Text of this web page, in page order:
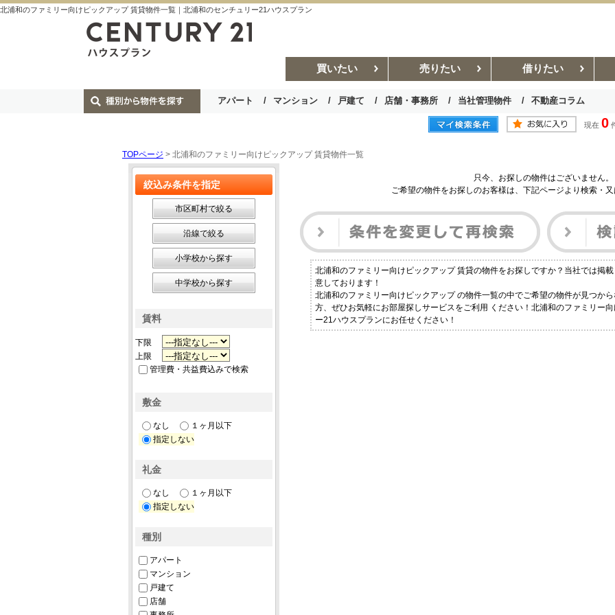
北浦和のファミリー向けピックアップ 賃貸物件一覧｜北浦和のセンチュリー21ハウスプラン
買いたい 売りたい 借りたい
アパート マンション 戸建て 店舗・事務所 当社管理物件 不動産コラム
お部屋探しコラム 賃貸管理コラム
現在 0
TOPページ > 北浦和のファミリー向けピックアップ 賃貸物件一覧
只今、お探しの物件はございません。
ご希望の物件をお探しのお客様は、下記ページより検索・又
北浦和のファミリー向けピックアップ 賃貸の物件をお探しですか？当社では掲
意しております！
北浦和のファミリー向けピックアップ の物件一覧の中でご希望の物件が見つか
方、ぜひお気軽にお部屋探しサービスをご利用 ください！北浦和のファミリー
ー21ハウスプランにお任せください！
絞込み条件を指定
市区町村で絞る
沿線で絞る
小学校から探す
中学校から探す
賃料
下限
上限
管理費・共益費込みで検索
敷金
なし
１ヶ月以下
指定しない
礼金
なし
１ヶ月以下
指定しない
種別
アパート
マンション
戸建て
店舗